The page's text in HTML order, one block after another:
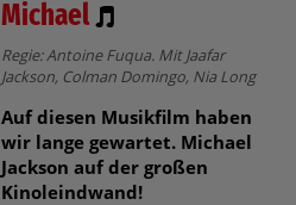
Michael
Regie: Antoine Fuqua. Mit Jaafar
Jackson, Colman Domingo, Nia Long
Auf diesen Musikfilm haben
wir lange gewartet. Michael
Jackson auf der großen
Kinoleindwand!